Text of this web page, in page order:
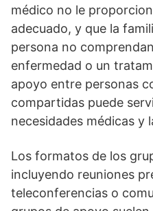
médico no le
adecuado, y que la
persona no
enfermedad o un
apoyo entre personas
compartidas puede
necesidades médicas y
Los formatos de los
incluyendo reuniones
teleconferencias o